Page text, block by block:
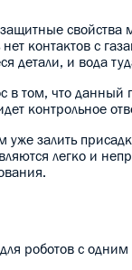
свойства
контактов с
детали, и вода
том, что данный
контрольное
залить
легко и
роботов с